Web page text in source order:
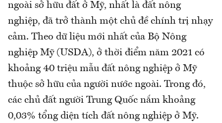
ngoài sở hữu đất ở Mỹ, nhất là đất nông
nghiệp, đã trở thành một chủ đề chính trị nhạy
cảm. Theo dữ liệu mới nhất của Bộ Nông
nghiệp Mỹ (USDA), ở thời điểm năm 2021 có
khoảng 40 triệu mẫu đất nông nghiệp ở Mỹ
thuộc sở hữu của người nước ngoài. Trong đó,
các chủ đất người Trung Quốc nắm khoảng
0,03% tổng diện tích đất nông nghiệp ở Mỹ.